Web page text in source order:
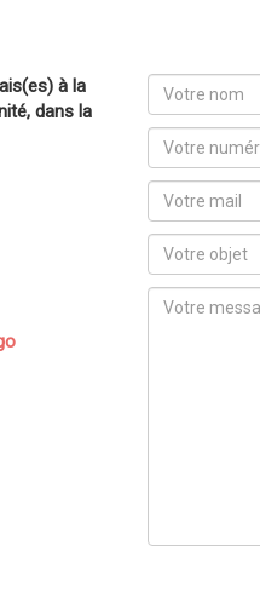
à la
dans la